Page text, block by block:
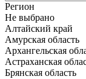
Регион
Не выбрано
Алтайский край
Амурская область
Архангельская
Астраханская
Брянская область